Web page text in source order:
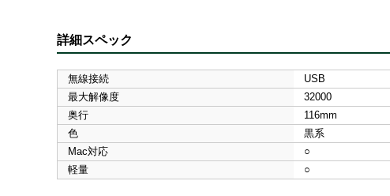
詳細スペック
無線接続 USB
最大解像度
32000
奥行
116mm
色
黒系
Mac対応
○
軽量
○